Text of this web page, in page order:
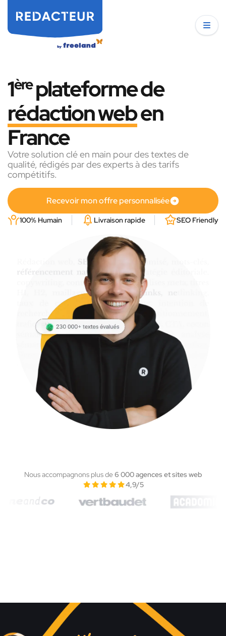
1èreplateforme de
rédaction weben
France
Votre solution clé en main pour des textes de
qualité, rédigés par des experts à des tarifs
compétitifs.
Recevoir mon offre personnalisée
100% Humain Livraison rapide SEO Friendly
Nous accompagnons plus de6 000 agences et sites web
4,9/5